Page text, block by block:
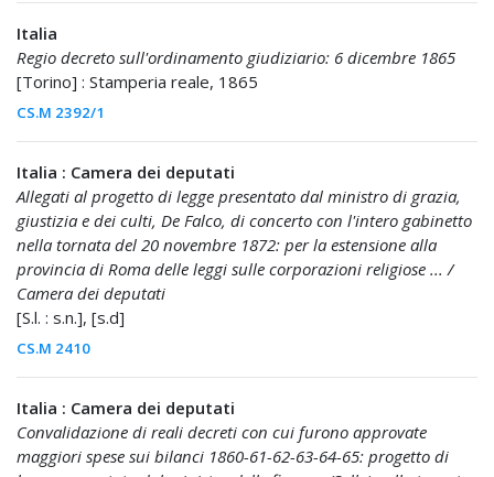
Italia
Regio decreto sull'ordinamento giudiziario: 6 dicembre 1865
[Torino] : Stamperia reale, 1865
CS.M 2392/1
Italia : Camera dei deputati
Allegati al progetto di legge presentato dal ministro di grazia,
giustizia e dei culti, De Falco, di concerto con l'intero gabinetto
nella tornata del 20 novembre 1872: per la estensione alla
provincia di Roma delle leggi sulle corporazioni religiose ... /
Camera dei deputati
[S.l. : s.n.], [s.d]
CS.M 2410
Italia : Camera dei deputati
Convalidazione di reali decreti con cui furono approvate
maggiori spese sui bilanci 1860-61-62-63-64-65: progetto di